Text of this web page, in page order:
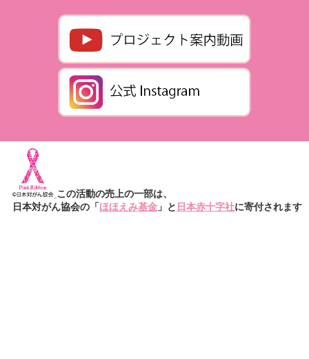
この活動の売上の一部は、
日本対がん協会の「ほほえみ基金 」と 日本赤十字社に寄付されます